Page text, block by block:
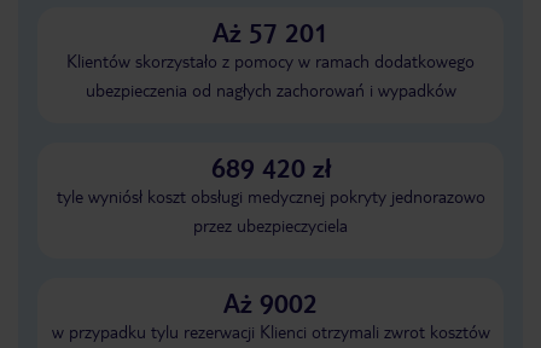
Aż 57 201
Klientów skorzystało z pomocy w ramach dodatkowego
ubezpieczenia od nagłych zachorowań i wypadków
689 420 zł
tyle wyniósł koszt obsługi medycznej pokryty jednorazowo
przez ubezpieczyciela
Aż 9002
w przypadku tylu rezerwacji Klienci otrzymali zwrot kosztów